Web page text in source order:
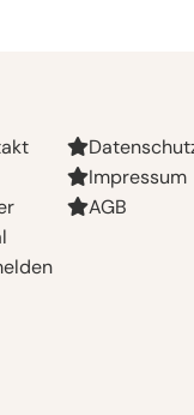
Impressum
AGB